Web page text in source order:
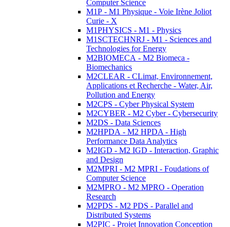
Computer Science
M1P - M1 Physique - Voie Irène Joliot
Curie - X
M1PHYSICS - M1 - Physics
M1SCTECHNRJ - M1 - Sciences and
Technologies for Energy
M2BIOMECA - M2 Biomeca -
Biomechanics
M2CLEAR - CLimat, Environnement,
Applications et Recherche - Water, Air,
Pollution and Energy
M2CPS - Cyber Physical System
M2CYBER - M2 Cyber - Cybersecurity
M2DS - Data Sciences
M2HPDA - M2 HPDA - High
Performance Data Analytics
M2IGD - M2 IGD - Interaction, Graphic
and Design
M2MPRI - M2 MPRI - Foudations of
Computer Science
M2MPRO - M2 MPRO - Operation
Research
M2PDS - M2 PDS - Parallel and
Distributed Systems
M2PIC - Projet Innovation Conception